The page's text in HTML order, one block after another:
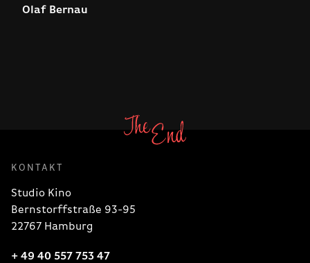
Olaf Bernau
KONTAKT
Studio Kino
Bernstorffstraße 93-95
22767 Hamburg
+ 49 40 557 753 47